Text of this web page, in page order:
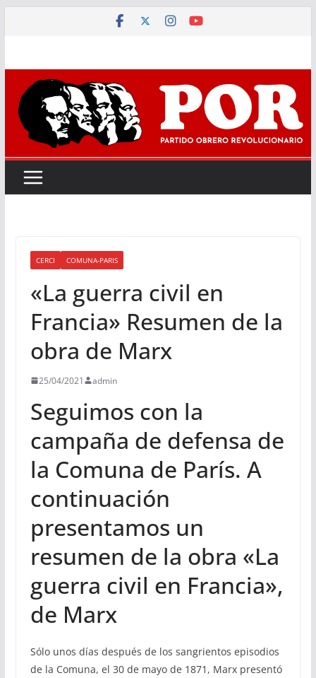
CERCI COMUNA-PARIS
«La guerra civil en
Francia» Resumen de la
obra de Marx
25/04/2021 admin
Seguimos con la
campaña de defensa de
la Comuna de París. A
continuación
presentamos un
resumen de la obra «La
guerra civil en Francia»,
de Marx
Sólo unos días después de los sangrientos episodios
de la Comuna, el 30 de mayo de 1871, Marx presentó